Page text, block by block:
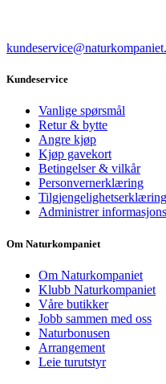
Kundeservice
Vanlige spørsmål
Retur & bytte
Angre kjøp
Kjøp gavekort
Betingelser & vilkår
Personvernerklæring
Tilgjengelighetserklæring
Administrer
Om Naturkompaniet
Om Naturkompaniet
Klubb Naturkompaniet
Våre butikker
Jobb sammen med oss
Naturbonusen
Arrangement
Leie turutstyr